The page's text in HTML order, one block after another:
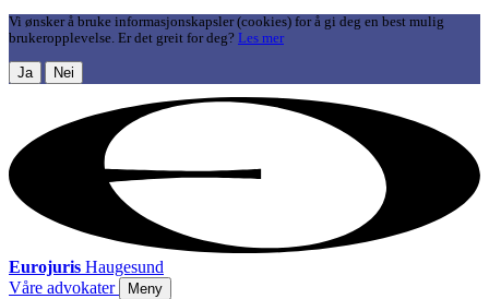
Vi ønsker å bruke informasjonskapsler (cookies) for å gi deg en best mulig
brukeropplevelse. Er det greit for deg? Les mer
Ja Nei
Eurojuris Haugesund
Våre advokater
Meny